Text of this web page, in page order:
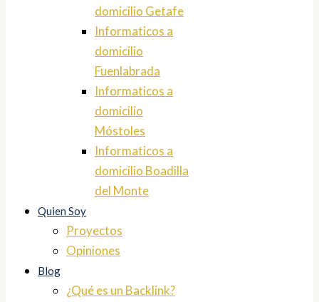
domicilio Getafe
Informaticos a
domicilio
Fuenlabrada
Informaticos a
domicilio
Móstoles
Informaticos a
domicilio Boadilla
del Monte
Quien Soy
Proyectos
Opiniones
Blog
¿Qué es un Backlink?